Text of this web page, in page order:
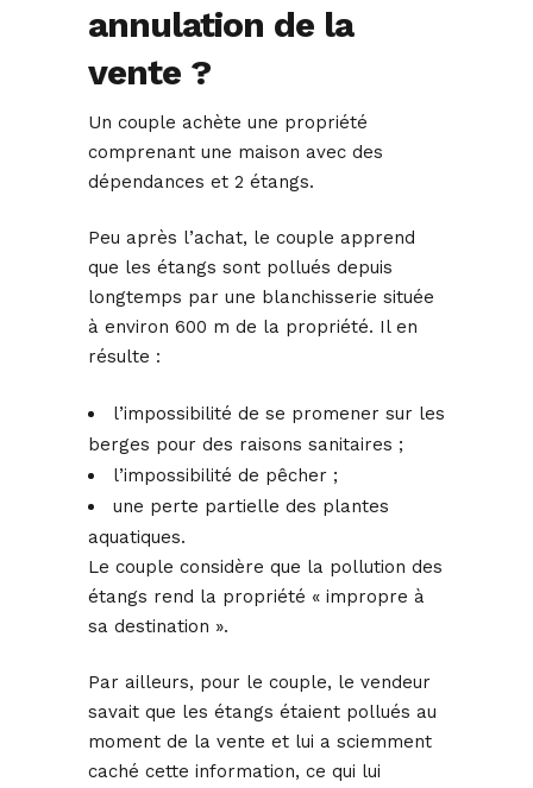
annulation de la
vente ?
Un couple achète une propriété
comprenant une maison avec des
dépendances et 2 étangs.
Peu après l’achat, le couple apprend
que les étangs sont pollués depuis
longtemps par une blanchisserie située
à environ 600 m de la propriété. Il en
résulte :
l’impossibilité de se promener sur les
berges pour des raisons sanitaires ;
l’impossibilité de pêcher ;
une perte partielle des plantes
aquatiques.
Le couple considère que la pollution des
étangs rend la propriété « impropre à
sa destination ».
Par ailleurs, pour le couple, le vendeur
savait que les étangs étaient pollués au
moment de la vente et lui a sciemment
caché cette information, ce qui lui